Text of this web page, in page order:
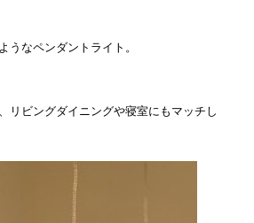
うなペンダントライト。
リビングダイニングや寝室にもマッチし